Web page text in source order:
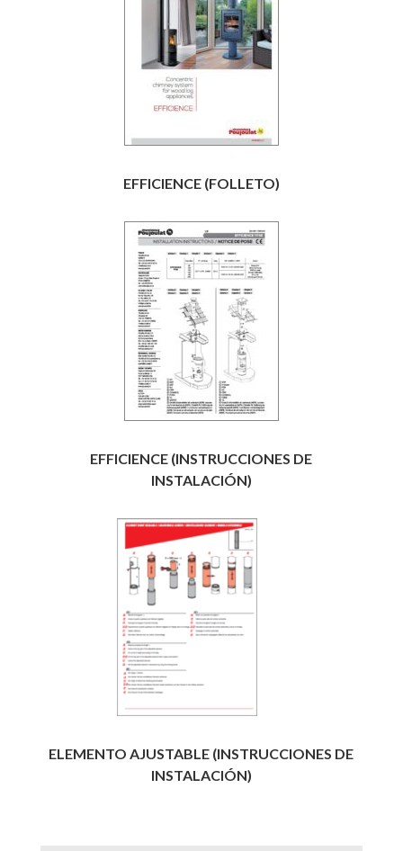
EFFICIENCE (FOLLETO)
EFFICIENCE (INSTRUCCIONES DE
INSTALACIÓN)
ELEMENTO AJUSTABLE (INSTRUCCIONES DE
INSTALACIÓN)